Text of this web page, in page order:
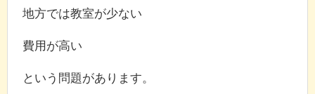
地方では教室が少ない
費用が高い
という問題があります。